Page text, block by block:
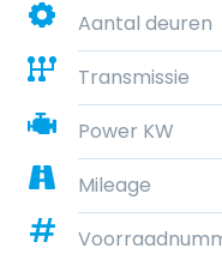
Aantal deuren
Transmissie
Power KW
Mileage